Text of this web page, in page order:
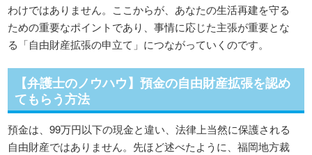
わけではありません。ここからが、あなたの生活再建を守る
ための重要なポイントであり、事情に応じた主張が重要とな
る「自由財産拡張の申立て」につながっていくのです。
【弁護士のノウハウ】預金の自由財産拡張を認め
てもらう方法
預金は、99万円以下の現金と違い、法律上当然に保護される
自由財産ではありません。先ほど述べたように、福岡地方裁